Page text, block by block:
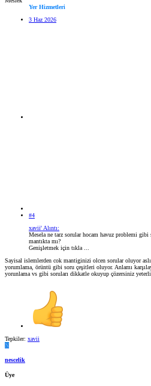
Yer Hizmetleri
3 Haz 2026
#4
xavii' Alıntı:
Mesela ne tarz sorular hocam havuz problemi gibi
mantıkta mı?
Genişletmek için tıkla ...
Sayisal islemlerden cok mantiginizi olcen sorular oluyor
yorumlama, örüntü gibi soru çeşitleri oluyor. Anlamı
yorunlama vs gibi soruları dikkatle okuyup çözersiniz
Tepkiler: xavii
N
nescelik
Üye